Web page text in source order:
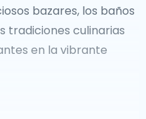
bazares, los baños
tradiciones culinarias
en la vibrante